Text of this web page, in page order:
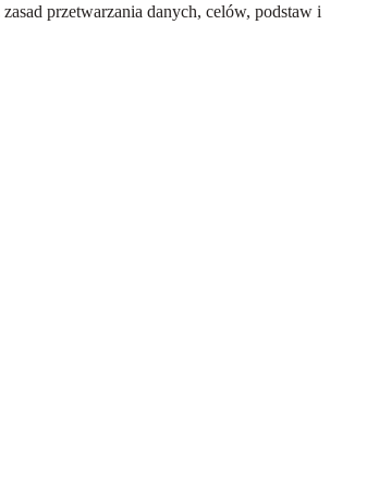
przetwarzania danych, celów, podstaw i